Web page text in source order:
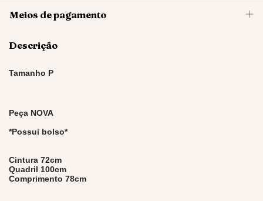
Meios de pagamento
Descrição
Tamanho P
Peça NOVA
*Possui bolso*
Cintura 72cm
Quadril 100cm
Comprimento 78cm